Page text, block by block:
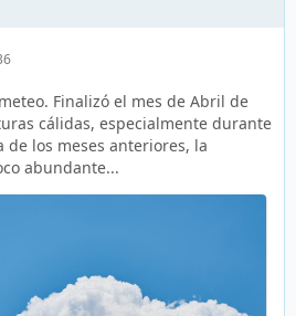
Finalizó el mes de Abril de
cálidas, especialmente durante
de los meses anteriores, la
abundante...